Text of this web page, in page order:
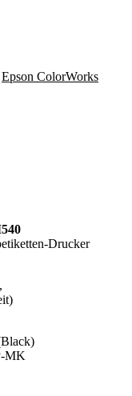
Epson ColorWorks
Drucker
MK